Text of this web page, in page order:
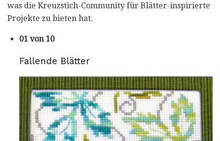
was die Kreuzstich-Community für Blätter-inspirierte
Projekte zu bieten hat.
01 von 10
Fallende Blätter